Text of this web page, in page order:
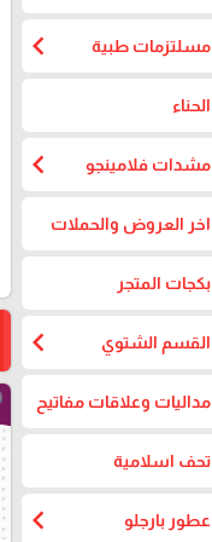
مسلتزمات طبية chevron_left
الحناء
مشدات فلامينجو chevron_left
اخر العروض والحملات
بكجات المتجر
القسم الشتوي chevron_left
مداليات وعلاقات مفاتيح
تحف اسلامية
عطور بارجلو chevron_left